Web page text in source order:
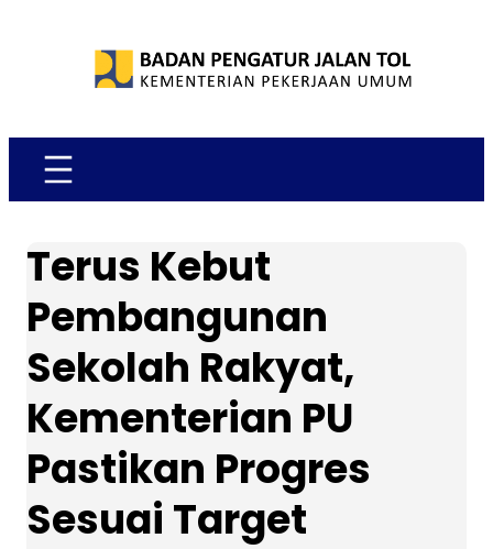
Terus Kebut
Pembangunan
Sekolah Rakyat,
Kementerian PU
Pastikan Progres
Sesuai Target